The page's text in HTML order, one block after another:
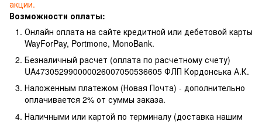
акции.
Возможности оплаты:
Онлайн оплата на сайте кредитной или дебетовой карты
WayForPay, Portmone, MonoBank.
Безналичный расчет (оплата по расчетному счету)
UA473052990000026007050536605 ФЛП Кордонська А.К.
Наложенным платежом (Новая Почта) - дополнительно
оплачивается 2% от суммы заказа.
Наличными или картой по терминалу (доставка нашим